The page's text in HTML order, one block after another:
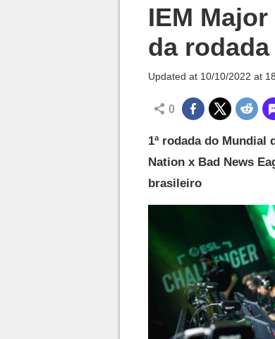
IEM
da
Updated at 10/10/2022 at
0
1ª rodada do Mundial
Nation x Bad News
brasileiro